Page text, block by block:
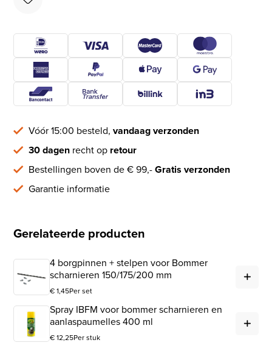
Vóór 15:00 besteld,vandaag verzonden
30 dagen recht op retour
Bestellingen boven de € 99,-Gratis verzonden
Garantie informatie
Gerelateerde producten
4 borgpinnen + stelpen voor Bommer
scharnieren 150/175/200 mm
€1,45Per set
Spray IBFM voor bommer scharnieren en
aanlaspaumelles 400 ml
€12,25Per stuk